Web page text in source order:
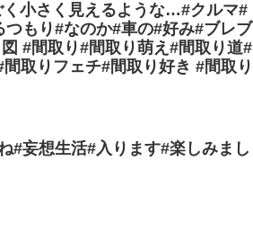
小さく見えるような…#クルマ#
もり#なのか#車の#好み#ブレブ
#間取り#間取り萌え#間取り道#
取りフェチ#間取り好き #間取り
#妄想生活#入ります#楽しみまし